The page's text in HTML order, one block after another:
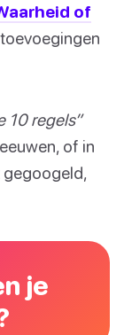
of
10 regels”
of in
je